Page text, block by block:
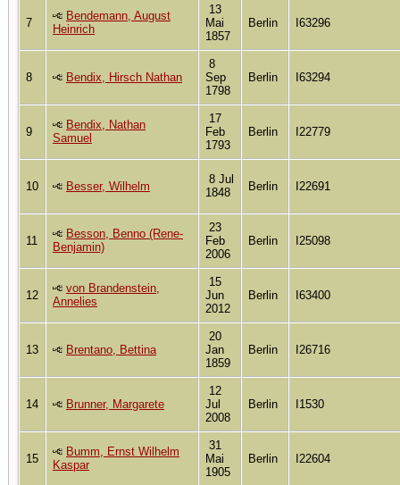
7
Bendemann, August
Heinrich
13
Mai
1857
Berlin I63296
8 Bendix, Hirsch Nathan
8
Sep
1798
Berlin I63294
9
Bendix, Nathan
Samuel
17
Feb
1793
Berlin I22779
10 Besser, Wilhelm
8 Jul
1848
Berlin I22691
11
Besson, Benno (Rene-
Benjamin)
23
Feb
2006
Berlin I25098
12
von Brandenstein,
Annelies
15
Jun
2012
Berlin I63400
13 Brentano, Bettina
20
Jan
1859
Berlin I26716
14 Brunner, Margarete
12
Jul
2008
Berlin I1530
15
Bumm, Ernst Wilhelm
Kaspar
31
Mai
1905
Berlin I22604